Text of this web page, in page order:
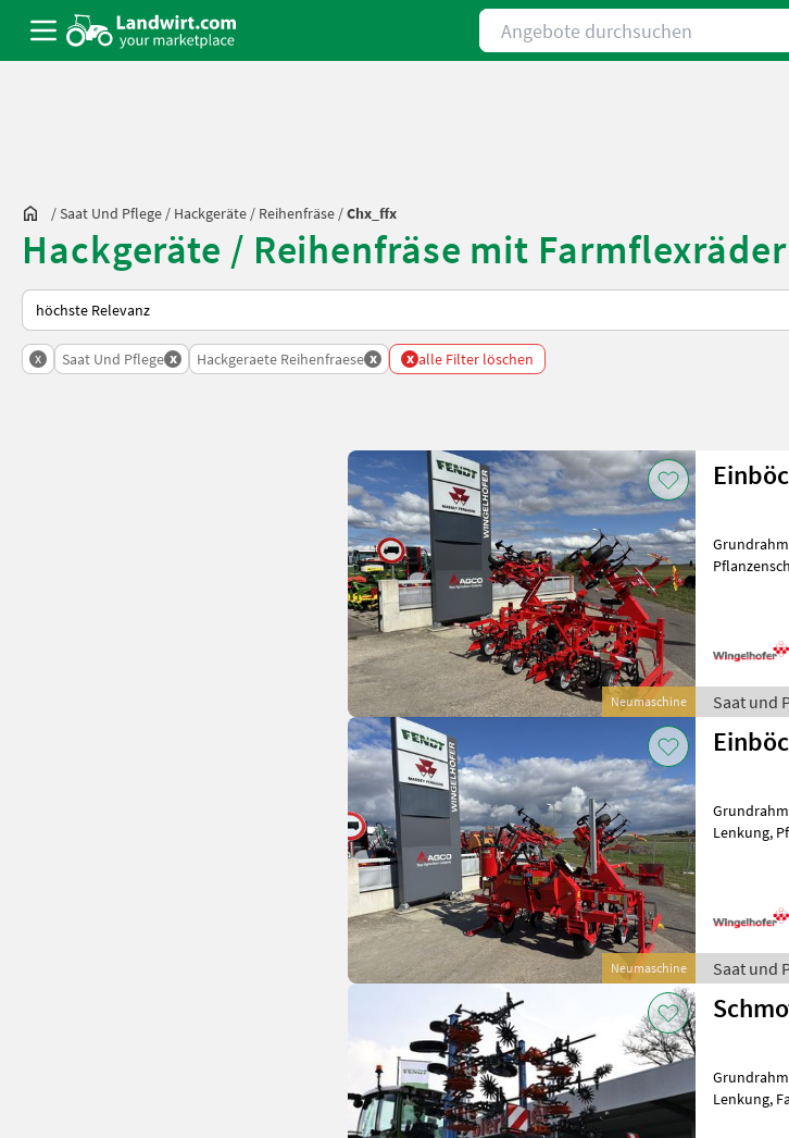
Angebote durchsuchen
/Saat Und Pflege / Hackgeräte / Reihenfräse /Chx_ffx
Hackgeräte / Reihenfräse mit
So wird auf Landwirt.com sortiert
x Saat Und Pflege x Hackgeraete Reihenfraese x x alle Filter löschen
Neumaschine Saat und
Neumaschine
Lenkung,
Saat und
Lenkung,